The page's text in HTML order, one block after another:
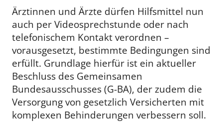
Ärztinnen und Ärzte dürfen Hilfsmittel nun
auch per Videosprechstunde oder nach
telefonischem Kontakt verordnen –
vorausgesetzt, bestimmte Bedingungen sind
erfüllt. Grundlage hierfür ist ein aktueller
Beschluss des Gemeinsamen
Bundesausschusses (G-BA), der zudem die
Versorgung von gesetzlich Versicherten mit
komplexen Behinderungen verbessern soll.